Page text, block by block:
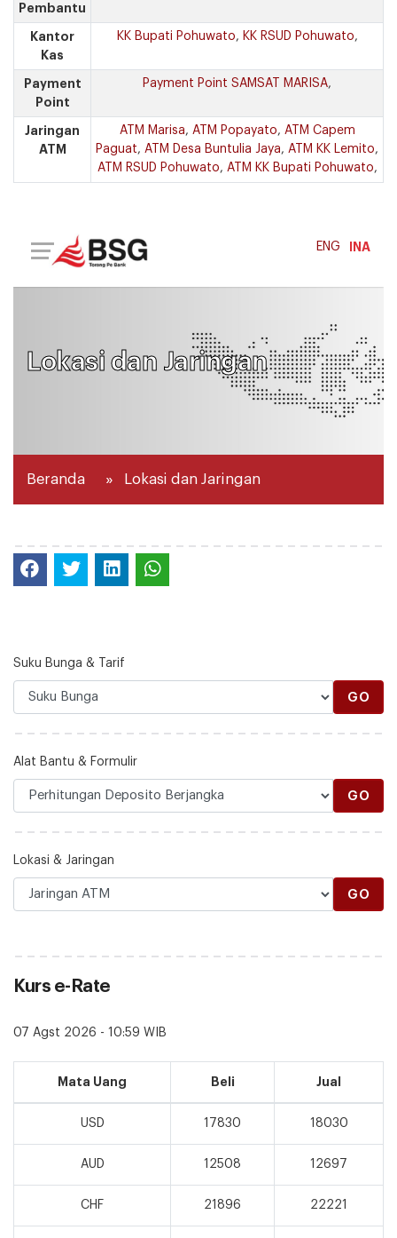
Pembantu
Kantor
Kas
KK Bupati Pohuwato, KK RSUD Pohuwato,
Payment
Point
Payment Point SAMSAT MARISA,
Jaringan
ATM
ATM Marisa, ATM Popayato, ATM Capem
Paguat, ATM Desa Buntulia Jaya, ATM KK Lemito,
ATM RSUD Pohuwato, ATM KK Bupati Pohuwato,
Suku Bunga & Tarif
GO
Alat Bantu & Formulir
GO
Lokasi & Jaringan
GO
Kurs e-Rate
07 Agst 2026 - 10:59 WIB
Mata Uang Beli Jual
USD 17830 18030
AUD 12508 12697
CHF 21896 22221